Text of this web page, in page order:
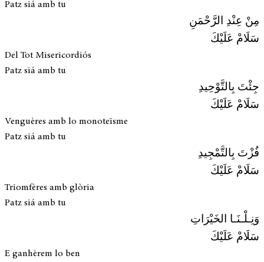
Patz siá amb tu
مِنْ عِنْدِ الرَّحْمَنِ
سَلَامْ عَلَيْكَ
Del Tot Misericordiós
Patz siá amb tu
جِئْتَ بِالتَّوْحِيدِ
سَلَامْ عَلَيْكَ
Venguères amb lo monoteïsme
Patz siá amb tu
فُزْتَ بِالتَّمْجِيدِ
سَلَامْ عَلَيْكَ
Triomfères amb glòria
Patz siá amb tu
وَنِـلْـنَـا الخَيْرَاتِ
سَلَامْ عَلَيْكَ
E ganhèrem lo ben